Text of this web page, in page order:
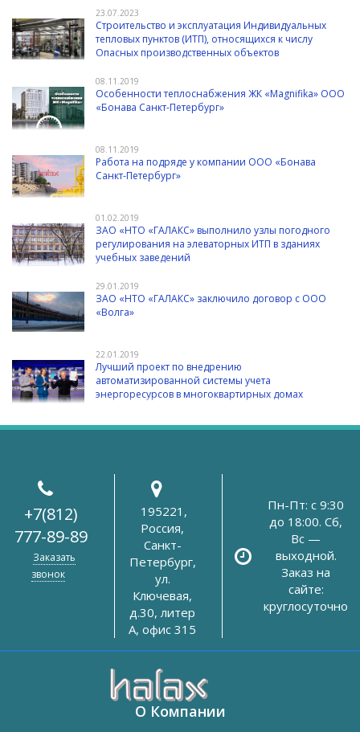
23.07.2023
Строительство и эксплуатация Индивидуальных
тепловых пунктов (ИТП), относящихся к числу
Опасных производственных объектов
08.11.2019
Особенности теплоснабжения ЖК «Magnifika» ООО
«Бонава Санкт-Петербург»
08.11.2019
Работа на подряде у компании ООО «Бонава
Санкт-Петербург»
01.02.2019
ЗАО «НТО «ГАЛАКС» выполнило узлы погодного
регулирования на элеваторных ИТП в зданиях
учебных заведений
29.01.2019
ЗАО «НТО «ГАЛАКС» заключило договор с ООО
«Волга»
22.01.2019
Лучший проект по внедрению
автоматизированной системы учета
энергоресурсов в многоквартирных домах
+7(812)
777-89-89
Заказать
звонок
195221,
Россия,
Санкт-
Петербург,
ул.
Ключевая,
д.30, литер
А, офис 315
Пн-Пт: с 9:30
до 18:00. Сб,
Вс —
выходной.
Заказ на
сайте:
круглосуточно
О Компании